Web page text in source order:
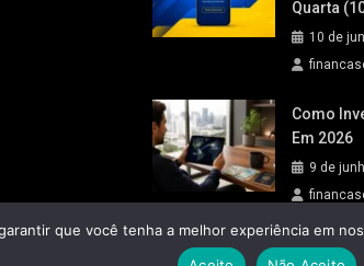
Quarta
10 de
Como
Em 2026
9 de
que você tenha a melhor experiência em